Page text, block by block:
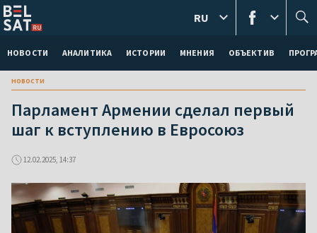
НОВОСТИ АНАЛИТИКА ИСТОРИИ МНЕНИЯ ОБЪЕКТИВ
RU
новости
Парламент Армении сделал первый
шаг к вступлению в Евросоюз
12.02.2025, 14:37